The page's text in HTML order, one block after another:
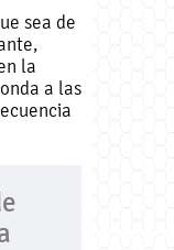
sea de
la
a las